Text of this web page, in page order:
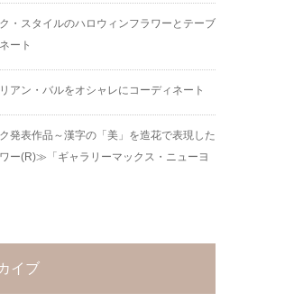
・スタイルのハロウィンフラワーとテーブ
ート
アン・バルをオシャレにコーディネート
発表作品～漢字の「美」を造花で表現した
ー(R)≫「ギャラリーマックス・ニューヨ
イブ